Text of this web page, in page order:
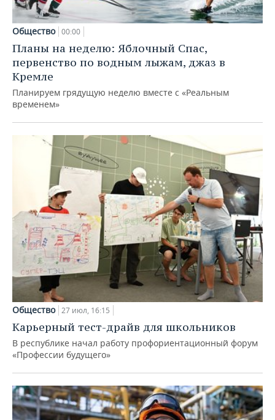
Общество 00:00
Планы на неделю: Яблочный Спас,
первенство по водным лыжам, джаз в
Кремле
Планируем грядущую неделю вместе с «Реальным
временем»
Общество 27 июл, 16:15
Карьерный тест-драйв для школьников
В республике начал работу профориентационный форум
«Профессии будущего»